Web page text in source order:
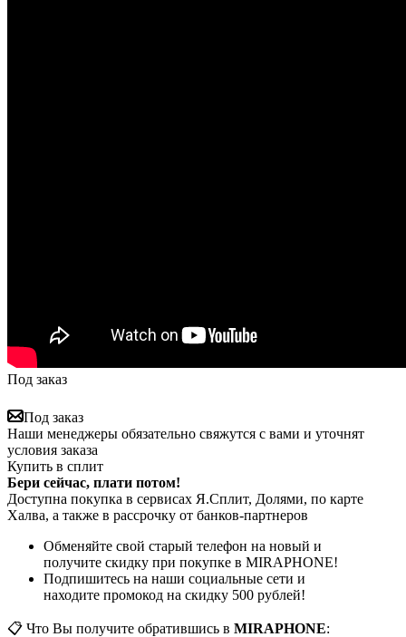
Под заказ
Под заказ
Наши менеджеры обязательно свяжутся с вами и уточнят
условия заказа
Купить в сплит
Бери сейчас, плати потом!
Доступна покупка в сервисах Я.Сплит, Долями, по карте
Халва, а также в рассрочку от банков-партнеров
Обменяйте свой старый телефон на новый и
получите скидку при покупке в MIRAPHONE!
Подпишитесь на наши социальные сети и
находите промокод на скидку 500 рублей!
📋 Что Вы получите обратившись в MIRAPHONE: